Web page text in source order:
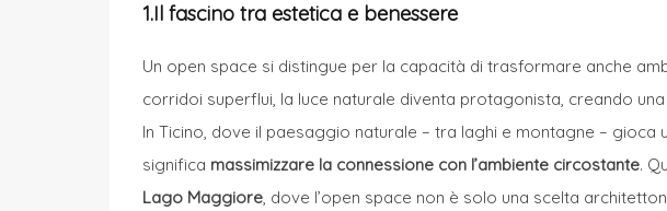
1.Il fascino tra estetica e benessere
Un open space si distingue per la capacità di trasformare anche
corridoi superflui, la luce naturale diventa protagonista, creando
In Ticino, dove il paesaggio naturale – tra laghi e montagne –
significa massimizzare la connessione con l’ambiente circostante.
Lago Maggiore, dove l’open space non è solo una scelta